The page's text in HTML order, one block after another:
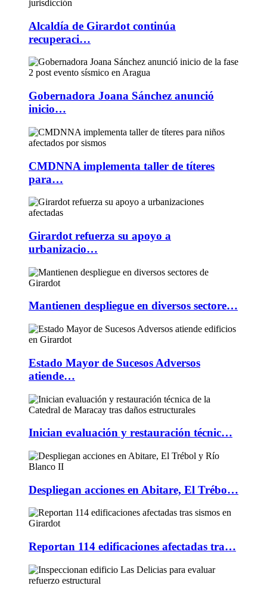
Alcaldía de Girardot continúa
recuperaci…
Gobernadora Joana Sánchez anunció
inicio…
CMDNNA implementa taller de títeres
para…
Girardot refuerza su apoyo a
urbanizacio…
Mantienen despliegue en diversos sectore…
Estado Mayor de Sucesos Adversos
atiende…
Inician evaluación y restauración técnic…
Despliegan acciones en Abitare, El Trébo…
Reportan 114 edificaciones afectadas tra…